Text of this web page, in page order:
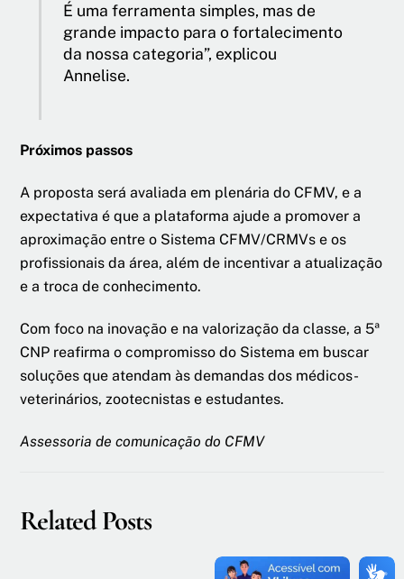
É uma ferramenta simples, mas de
grande impacto para o fortalecimento
da nossa categoria”, explicou
Annelise.
Próximos passos
A proposta será avaliada em plenária do CFMV, e a
expectativa é que a plataforma ajude a promover a
aproximação entre o Sistema CFMV/CRMVs e os
profissionais da área, além de incentivar a atualização
e a troca de conhecimento.
Com foco na inovação e na valorização da classe, a 5ª
CNP reafirma o compromisso do Sistema em buscar
soluções que atendam às demandas dos médicos-
veterinários, zootecnistas e estudantes.
Assessoria de comunicação do CFMV
Related Posts